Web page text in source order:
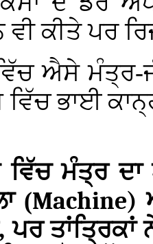
ਕੀਤੇ ਪਰ
ਐਸੇ ਮੰਤ੍ਰ-
ਭਾਈ
ਵਿੱਚ ਮੰਤ੍ਰ ਦਾ
(Machine)
ਪਰ